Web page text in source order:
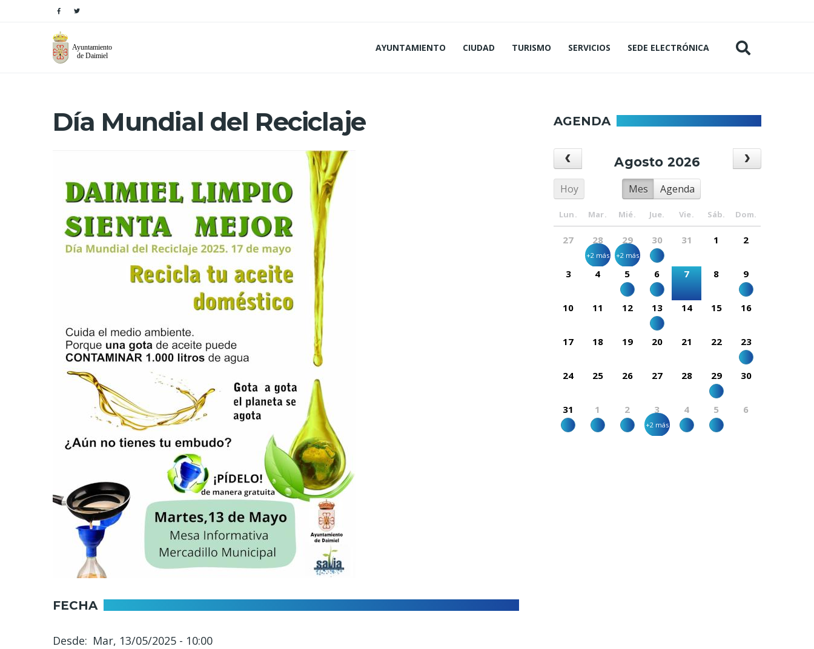
AYUNTAMIENTO CIUDAD TURISMO SERVICIOS SEDE ELECTRÓNICA
Día Mundial del Reciclaje
FECHA
Desde Mar, 13/05/2025 - 10:00
AGENDA
Hoy Mes Agenda
Agosto 2026
Lun. Mar. Mié. Jue. Vie. Sáb. Dom.
27 28 29 30 31 1 2
+2 más +2 más
3 4 5 6 7 8 9
10 11 12 13 14 15 16
17 18 19 20 21 22 23
24 25 26 27 28 29 30
31 1 2 3 4 5 6
+2 más